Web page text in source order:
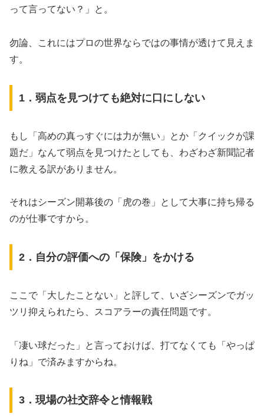
って言ってない？」と。
​勿論、これにはプロの世界ならではの事情が透けて見えま
す。
​1．弱点を見つけても絶対に口にしない
もし「高めの真っすぐには力が無い」とか「クイックが課
題だ」なんて弱点を見つけたとしても、わざわざ新聞記者
に教える訳がありません。
それはシーズン開幕後の「虎の巻」として大事に持ち帰る
のが仕事ですから。
2．自分の評価への「保険」をかける
ここで「大したことない」と評して、いざシーズンでガッ
ツリ抑えられたら、スコアラーの責任問題です。
「凄い球だった」と言っておけば、打てなくても「やっぱ
りね」で済みますからね。
3．現場の社交辞令と情報戦